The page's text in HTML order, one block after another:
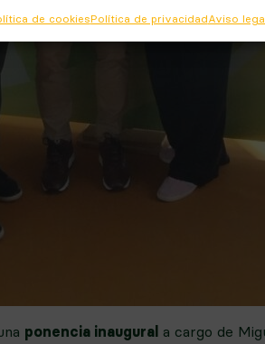
de cookiesPolítica de privacidadAviso
ponencia inaugural a cargo de